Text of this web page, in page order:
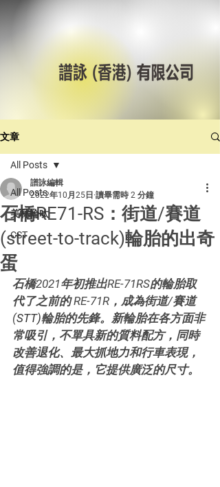
文章
All Posts
美林輪呔
CST
All Posts
石橋RE71-RS：街道/賽道
(street-to-track)輪胎的出奇
蛋
譜詠編輯
2022年10月25日 讀畢需時 2 分鐘
石橋2021年初推出RE-71RS的輪胎取
代了之前的 RE-71R，成為街道/賽道
(STT)輪胎的先鋒。新輪胎在各方面非
常吸引，不單具新的質料配方，同時
改善退化、最大抓地力和行車表現，
值得強調的是，它提供廣泛的尺寸。